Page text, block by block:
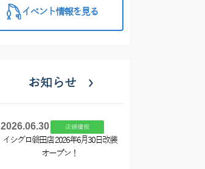
イベント情報を見る
お知らせ
2026.06.30 店舗情報
イシグロ磐田店 2026年6月30日改装
オープン！